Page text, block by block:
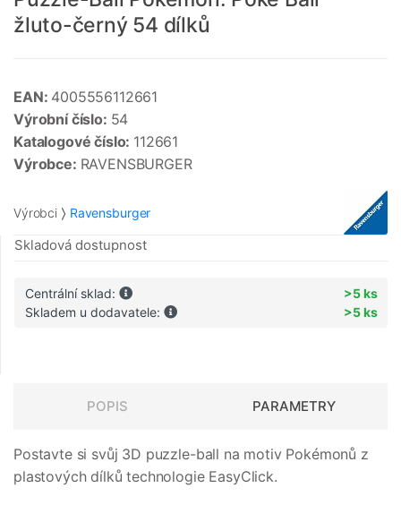
žluto-černý 54 dílků
EAN: 4005556112661
Výrobní číslo: 54
Katalogové číslo: 112661
Výrobce: RAVENSBURGER
Výrobci Ravensburger
Skladová dostupnost
Centrální sklad:
>5 ks
Skladem u dodavatele:
>5 ks
POPIS PARAMETRY
Postavte si svůj 3D puzzle-ball na motiv Pokémonů z
plastových dílků technologie EasyClick.